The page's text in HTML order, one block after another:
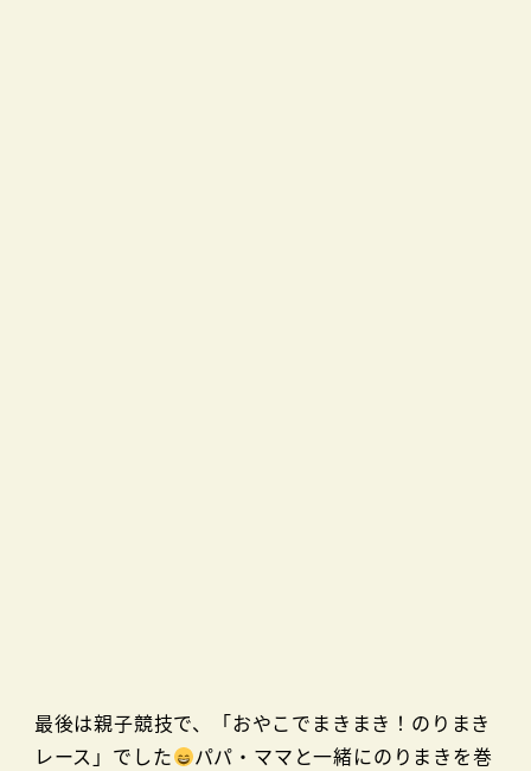
最後は親子競技で、「おやこでまきまき！のりまき
レース」でした
パパ・ママと一緒にのりまきを巻